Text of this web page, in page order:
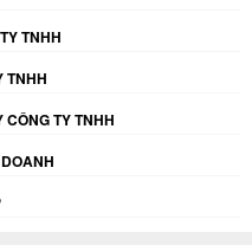
TNHH
TNHH
TY TNHH